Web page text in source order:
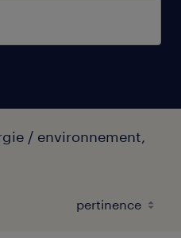
/ environnement,